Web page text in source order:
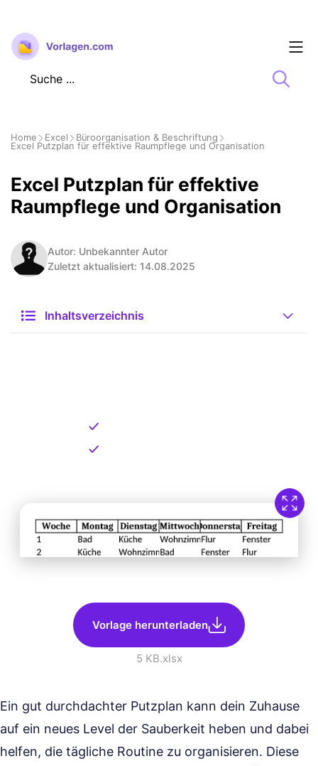
Zum
Inhalt
springen
Home Excel
Büroorganisation & Beschriftung
Excel Putzplan für effektive Raumpflege und Organisation
Excel Putzplan für effektive
Raumpflege und Organisation
Autor: Unbekannter Autor
Zuletzt aktualisiert: 14.08.2025
Inhaltsverzeichnis
Vorlage herunterladen
5 KB.xlsx
Ein gut durchdachter Putzplan kann dein Zuhause
auf ein neues Level der Sauberkeit heben und dabei
helfen, die tägliche Routine zu organisieren. Diese